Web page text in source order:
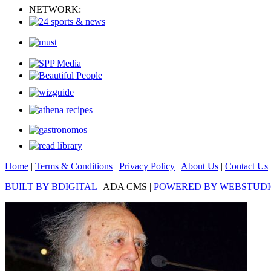
NETWORK:
Home | Terms & Conditions | Privacy Policy | About Us | Contact Us
BUILT BY BDIGITAL | ADA CMS | POWERED BY